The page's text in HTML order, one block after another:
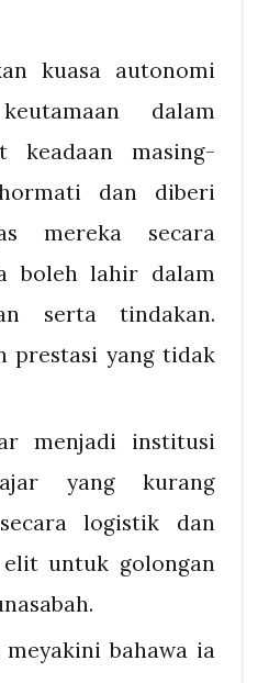
kuasa autonomi
dalam
keadaan masing-
dan diberi
mereka secara
boleh lahir dalam
serta tindakan.
prestasi yang tidak
menjadi institusi
yang kurang
logistik dan
untuk golongan
bahawa ia